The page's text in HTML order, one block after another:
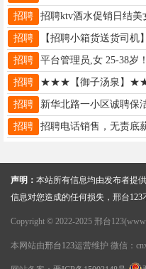
招聘
招聘
招聘
招聘
招聘
招聘
声明： 本站所有信息均由发布者提
信息对您造成的任何损失，邢台123
Copyright © 2022-2025 邢台
本网站由邢台123运营维护 微信：